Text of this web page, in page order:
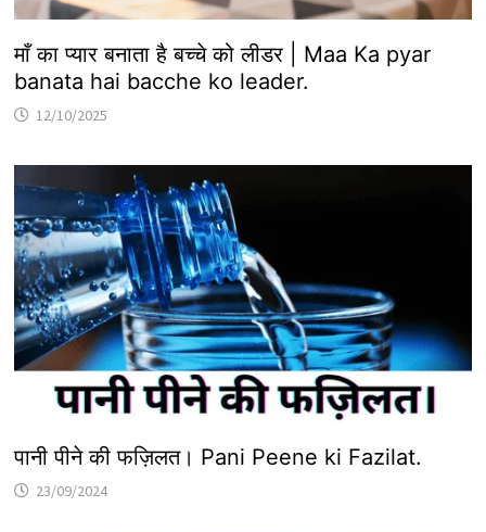
माँ का प्यार बनाता है बच्चे को लीडर | Maa Ka pyar
banata hai bacche ko leader.
12/10/2025
पानी पीने की फज़िलत। Pani Peene ki Fazilat.
23/09/2024